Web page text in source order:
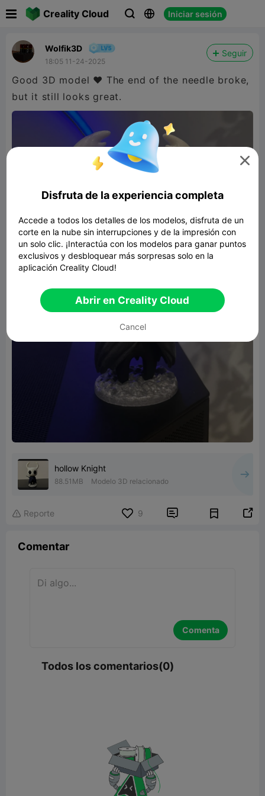
Creality Cloud   Iniciar sesión
Wolfik3D
18:05 11-24-2025
Seguir
Good 3D model ❤️ The end of the needle broke,
but it still looks great.
hollow Knight
88.51MB Modelo 3D relacionado
 Reporte 9  
Comentar
Comenta
Todos los comentarios(0)

Disfruta de la experiencia completa
Accede a todos los detalles de los modelos, disfruta de un
corte en la nube sin interrupciones y de la impresión con
un solo clic. ¡Interactúa con los modelos para ganar puntos
exclusivos y desbloquear más sorpresas solo en la
aplicación Creality Cloud!
Abrir en Creality Cloud
Cancel